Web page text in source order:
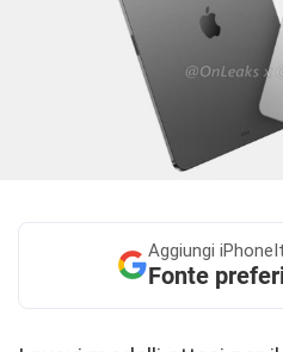
Aggiungi
Fonte